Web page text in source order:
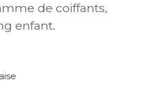
de coiffants,
enfant.